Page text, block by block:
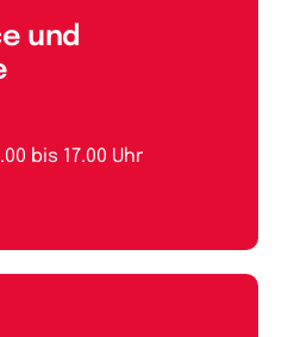
und
bis 17.00 Uhr